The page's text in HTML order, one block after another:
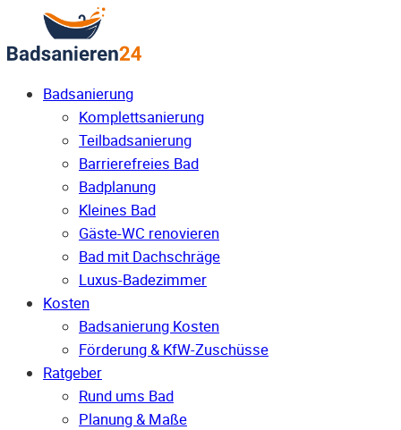
Badsanierung
Komplettsanierung
Teilbadsanierung
Barrierefreies Bad
Badplanung
Kleines Bad
Gäste-WC renovieren
Bad mit Dachschräge
Luxus-Badezimmer
Kosten
Badsanierung Kosten
Förderung & KfW-Zuschüsse
Ratgeber
Rund ums Bad
Planung & Maße